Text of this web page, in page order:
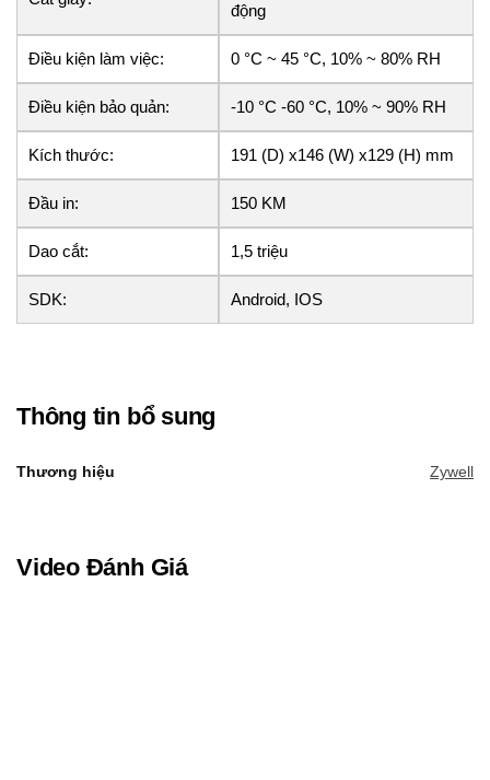
động
Điều kiện làm việc: 0 °C ~ 45 °C, 10% ~ 80% RH
Điều kiện bảo quản: -10 °C -60 °C, 10% ~ 90% RH
Kích thước: 191 (D) x146 (W) x129 (H) mm
Đầu in: 150 KM
Dao cắt: 1,5 triệu
SDK: Android, IOS
Thông tin bổ sung
Thương hiệu Zywell
Video Đánh Giá